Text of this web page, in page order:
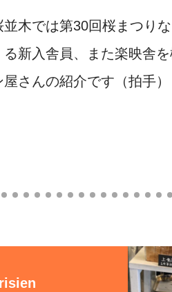
木では第30回桜まつり
る新入舎員、また楽映舎
さんの紹介です（拍手）